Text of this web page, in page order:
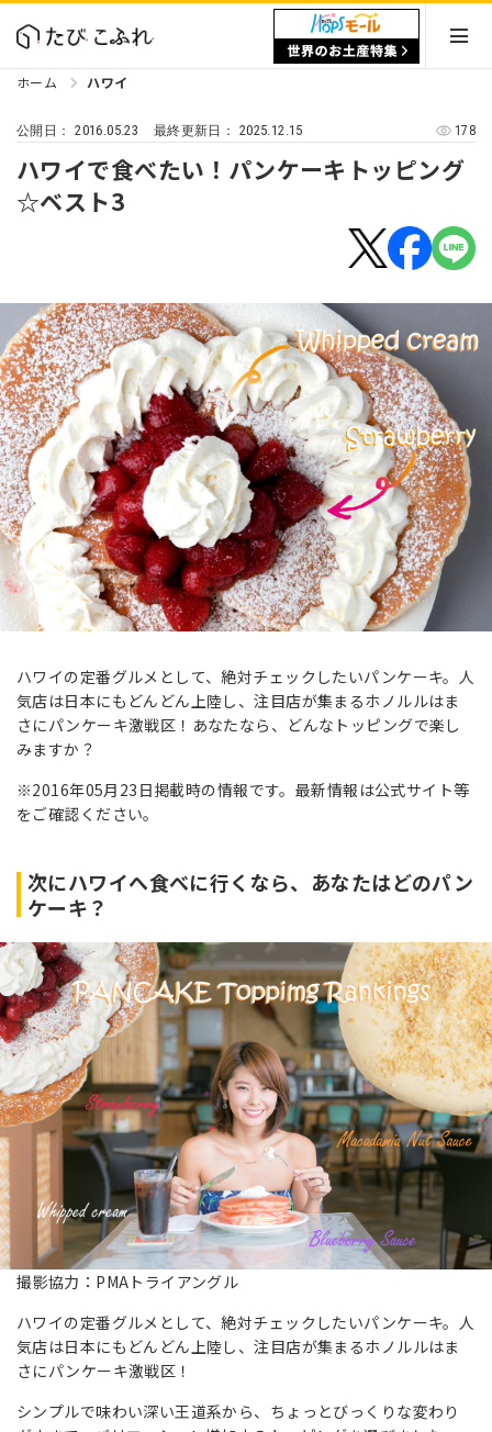
ホーム ハワイ
公開日：2016.05.23 最終更新日： 2025.12.15 178
ハワイで食べたい！パンケーキトッピング
☆ベスト3
ハワイの定番グルメとして、絶対チェックしたいパンケーキ。人
気店は日本にもどんどん上陸し、注目店が集まるホノルルはま
さにパンケーキ激戦区！あなたなら、どんなトッピングで楽し
みますか？
※2016年05月23日掲載時の情報です。最新情報は公式サイト等
をご確認ください。
次にハワイへ食べに行くなら、あなたはどのパン
ケーキ？
撮影協力：PMAトライアングル
ハワイの定番グルメとして、絶対チェックしたいパンケーキ。人
気店は日本にもどんどん上陸し、注目店が集まるホノルルはま
さにパンケーキ激戦区！
シンプルで味わい深い王道系から、ちょっとびっくりな変わり